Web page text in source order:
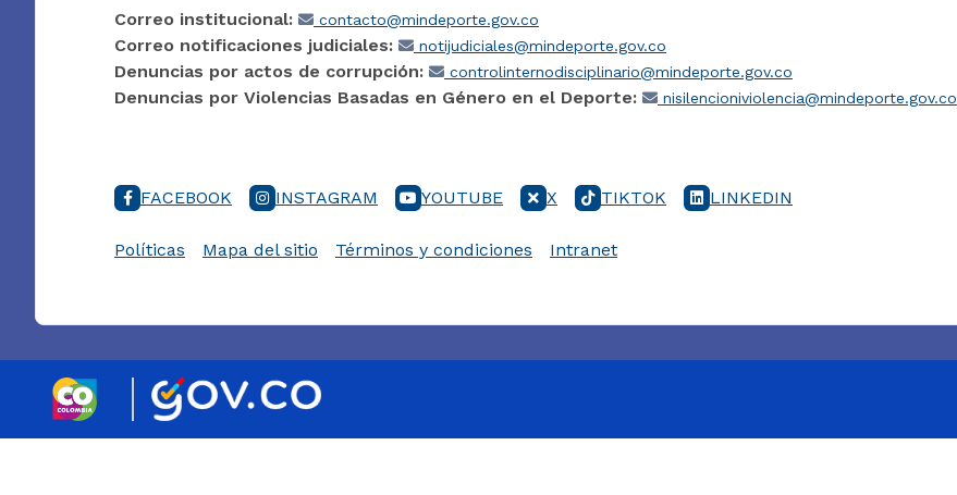
Correo institucional: contacto@mindeporte.gov.co
Correo notificaciones judiciales: notijudiciales@mindeporte.gov.co
Denuncias por actos de corrupción: controlinternodisciplinario@mindeporte.gov.co
Denuncias por Violencias Basadas en Género en el Deporte: nisilencioniviolencia@mindeporte.gov.co
FACEBOOK INSTAGRAM YOUTUBE X TIKTOK LINKEDIN
Políticas Mapa del sitio Términos y condiciones Intranet